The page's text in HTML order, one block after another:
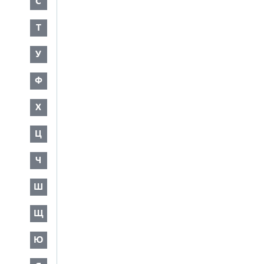
Т
У
Ф
Х
Ц
Ч
Ш
Щ
Ю